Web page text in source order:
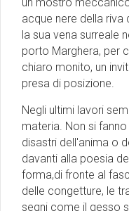
acque nere della riva
la sua vena surreale
porto Marghera, per
chiaro monito, un
presa di posizione.
Negli ultimi lavori
materia. Non si
disastri dell'anima o
davanti alla poesia
forma,di fronte al
delle congetture, le
segni come il gesso